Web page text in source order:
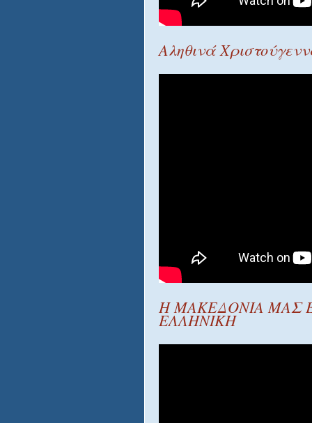
Αληθινά
Η ΜΑΚΕΔΟΝΙΑ ΜΑΣ
ΕΛΛΗΝΙΚΗ